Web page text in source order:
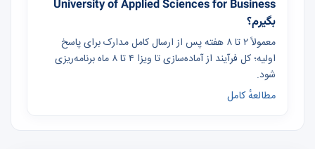
University of Applied Sciences for Business
بگیرم؟
معمولاً ۲ تا ۸ هفته پس از ارسال کامل مدارک برای پاسخ
اولیه؛ کل فرآیند از آماده‌سازی تا ویزا ۴ تا ۸ ماه برنامه‌ریزی
شود.
مطالعهٔ کامل